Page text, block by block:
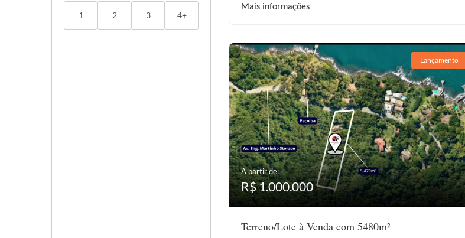
1 2 3 4+
Mais informações
Lançamento
A partir de:
R$ 1.000.000
Terreno/Lote à Venda com 5480m²